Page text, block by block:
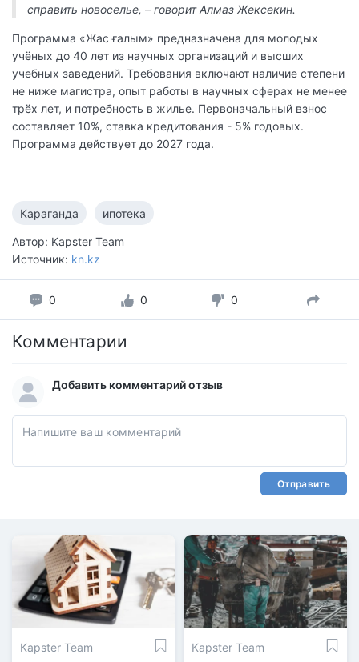
справить новоселье, – говорит Алмаз Жексекин.
Программа «Жас ғалым» предназначена для молодых
учёных до 40 лет из научных организаций и высших
учебных заведений. Требования включают наличие степени
не ниже магистра, опыт работы в научных сферах не менее
трёх лет, и потребность в жилье. Первоначальный взнос
составляет 10%, ставка кредитования - 5% годовых.
Программа действует до 2027 года.
Караганда ипотека
Автор: Kapster Team
Источник: kn.kz
0 0 0
Комментарии
Добавить комментарий отзыв
Отправить
Kapster Team
Kapster Team